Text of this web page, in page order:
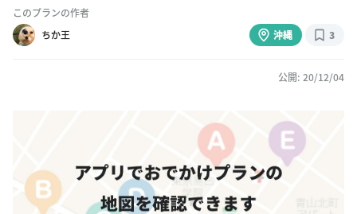
このプランの作者
ちか王
沖縄 3
公開: 20/12/04